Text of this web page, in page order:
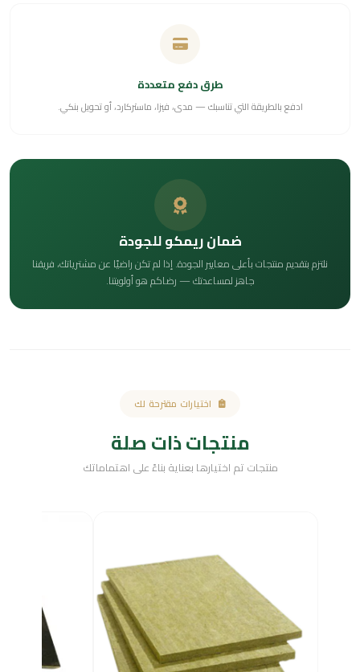
طرق دفع متعددة
ادفع بالطريقة التي تناسبك — مدى، فيزا، ماستركارد، أو تحويل بنكي.
ضمان ريمكو للجودة
نلتزم بتقديم منتجات بأعلى معايير الجودة. إذا لم تكن راضيًا عن مشترياتك، فريقنا
جاهز لمساعدتك — رضاكم هو أولويتنا.
اختيارات مقترحة لك
منتجات ذات صلة
منتجات تم اختيارها بعناية بناءً على اهتماماتك